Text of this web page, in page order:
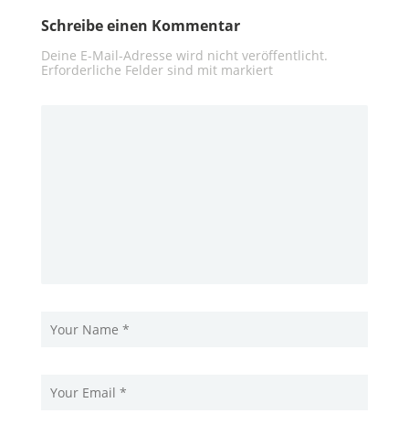
Schreibe einen Kommentar
Deine E-Mail-Adresse wird nicht veröffentlicht.
Erforderliche Felder sind mit markiert